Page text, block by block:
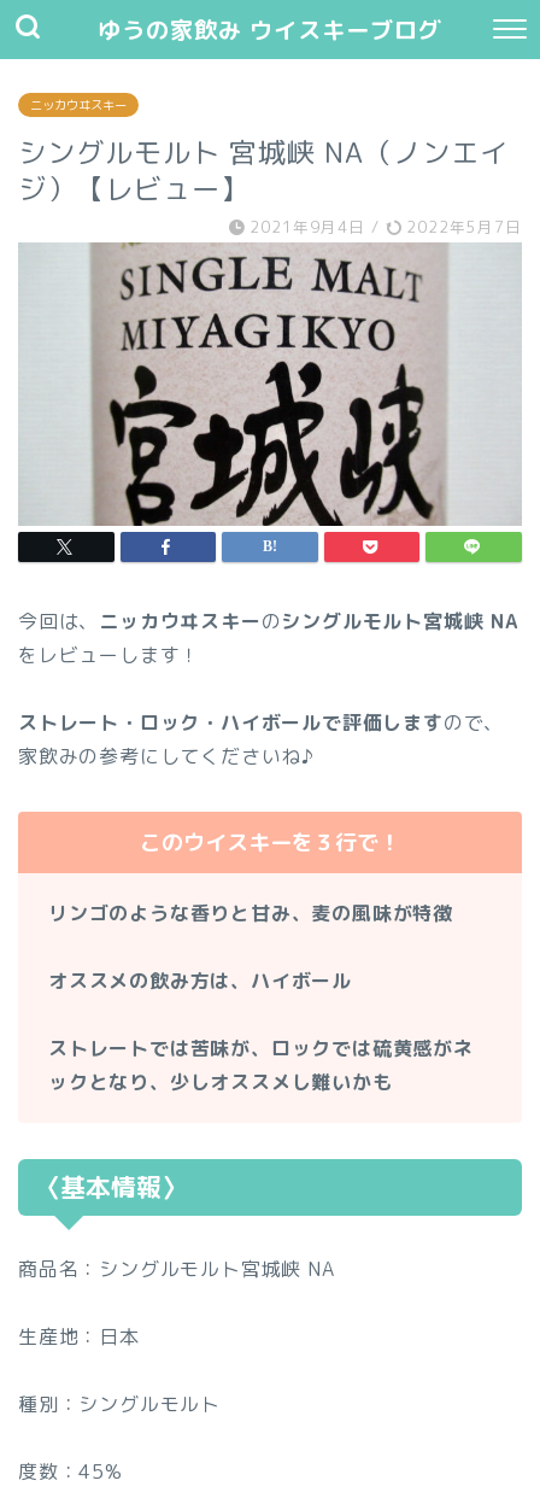
ゆうの家飲み ウイスキーブログ
ニッカウヰスキー
シングルモルト 宮城峡 NA（ノンエイ
ジ）【レビュー】
2021年9月4日 / 2022年5月7日
今回は、 ニッカウヰスキーのシングルモルト宮城峡 NA
をレビューします！
ストレート・ロック・ハイボールで評価しますので、
家飲みの参考にしてくださいね♪
このウイスキーを３行で！
リンゴのような香りと甘み、麦の風味が特徴
オススメの飲み方は、ハイボール
ストレートでは苦味が、ロックでは硫黄感がネ
ックとなり、少しオススメし難いかも
〈基本情報〉
商品名：シングルモルト宮城峡 NA
生産地：日本
種別：シングルモルト
度数：45%